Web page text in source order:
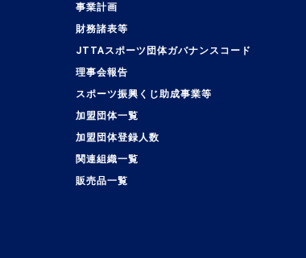
事業計画
財務諸表等
JTTAスポーツ団体ガバナンスコード
理事会報告
スポーツ振興くじ助成事業等
加盟団体一覧
加盟団体登録人数
関連組織一覧
販売品一覧